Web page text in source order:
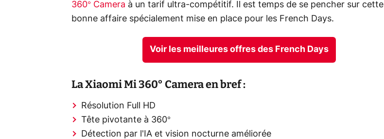
360° Camera à un tarif ultra-compétitif. Il est temps de se pencher sur cette
bonne affaire spécialement mise en place pour les French Days.
Voir les meilleures offres des French Days
La Xiaomi Mi 360° Camera en bref :
Résolution Full HD
Tête pivotante à 360°
Détection par l'IA et vision nocturne améliorée